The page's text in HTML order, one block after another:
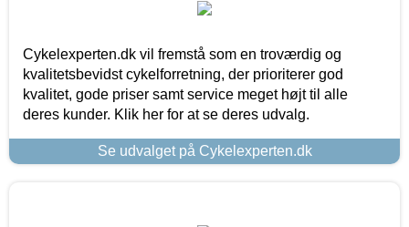
Cykelexperten.dk vil fremstå som en troværdig og
kvalitetsbevidst cykelforretning, der prioriterer god
kvalitet, gode priser samt service meget højt til alle
deres kunder. Klik her for at se deres udvalg.
Se udvalget på Cykelexperten.dk